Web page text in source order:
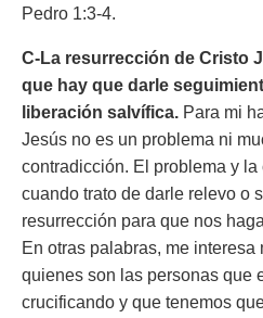
Pedro 1:3-4.
C-La resurrección de Cristo
que hay que darle
liberación salvífica. Para mi
Jesús no es un problema ni
contradicción. El problema y
cuando trato de darle relevo o
resurrección para que nos
En otras palabras, me
quienes son las personas que
crucificando y que tenemos